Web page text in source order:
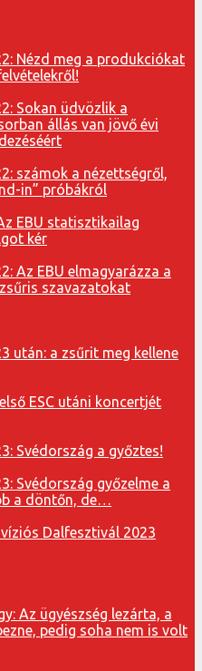
Nézd meg a produkciókat
Sokan üdvözlik a
állás van jövő évi
számok a nézettségről,
in” próbákról
EBU statisztikailag
kér
Az EBU elmagyarázza a
szavazatokat
után: a zsűrit meg kellene
ESC utáni koncertjét
Svédország a győztes!
Svédország győzelme a
a döntőn, de…
Dalfesztivál 2023
Az ügyészség lezárta, a
pedig soha nem is volt